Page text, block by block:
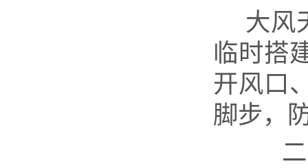
大风
临时搭
开风口
脚步，